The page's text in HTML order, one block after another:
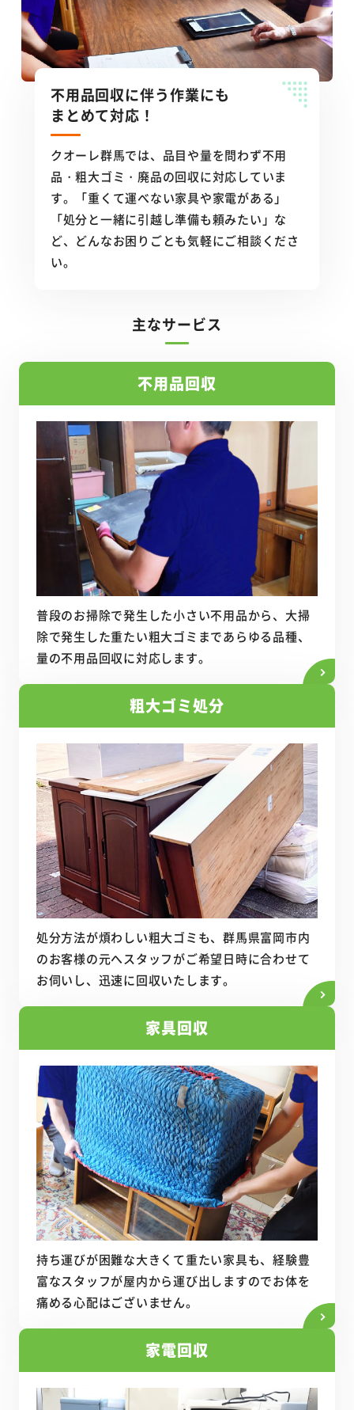
不用品回収に伴う作業にも
まとめて対応！
クオーレ群馬では、品目や量を問わず不用
品・粗大ゴミ・廃品の回収に対応していま
す。「重くて運べない家具や家電がある」
「処分と一緒に引越し準備も頼みたい」な
ど、どんなお困りごとも気軽にご相談くださ
い。
主なサービス
不用品回収
普段のお掃除で発生した小さい不用品から、大掃
除で発生した重たい粗大ゴミまであらゆる品種、
量の不用品回収に対応します。
粗大ゴミ処分
処分方法が煩わしい粗大ゴミも、群馬県富岡市内
のお客様の元へスタッフがご希望日時に合わせて
お伺いし、迅速に回収いたします。
家具回収
持ち運びが困難な大きくて重たい家具も、経験豊
富なスタッフが屋内から運び出しますのでお体を
痛める心配はございません。
家電回収